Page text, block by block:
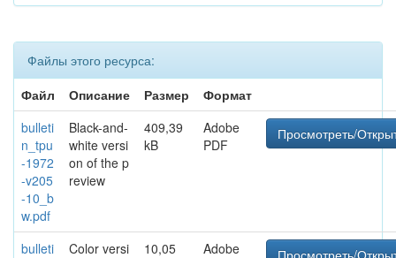
Файлы этого ресурса:
Файл
Описание Размер
Формат
bulleti
n_tpu
-1972
-v205
-10_b
w.pdf
Black-and-
white versi
on of the p
review
409,39
kB
Adobe
PDF
Просмотреть/
bulleti
Color versi
10,05
Adobe
Просмотреть/